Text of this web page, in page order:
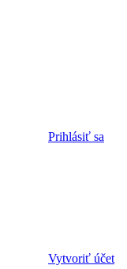
Prihlásiť sa
Vytvoriť účet